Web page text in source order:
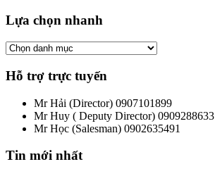
Lựa chọn nhanh
Hỗ trợ trực tuyến
Mr Hải (Director) 0907101899
Mr Huy ( Deputy Director) 0909288633
Mr Học (Salesman) 0902635491
Tin mới nhất